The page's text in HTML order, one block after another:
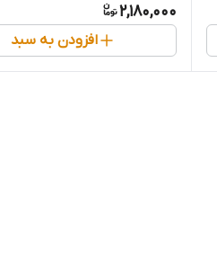
2,180,000
افزودن به سبد